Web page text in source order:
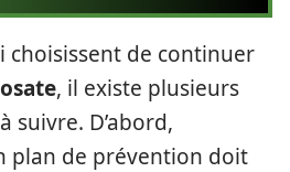
choisissent de continuer
, il existe plusieurs
suivre. D’abord,
plan de prévention doit